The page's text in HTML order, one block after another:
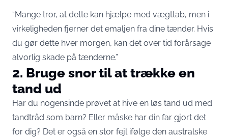
“Mange tror, at dette kan hjælpe med vægttab, men i
virkeligheden fjerner det emaljen fra dine tænder. Hvis
du gør dette hver morgen, kan det over tid forårsage
alvorlig skade på tænderne.”
2. Bruge snor til at trække en
tand ud
Har du nogensinde prøvet at hive en løs tand ud med
tandtråd som barn? Eller måske har din far gjort det
for dig? Det er også en stor fejl ifølge den australske